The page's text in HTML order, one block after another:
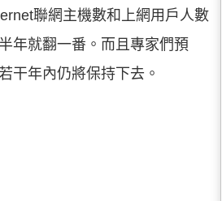
聯網主機數和上網用戶人數
年就翻一番。而且專家們預
干年內仍將保持下去。